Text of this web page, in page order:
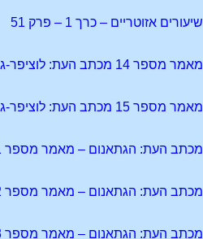
שיעורים אזוטריים – כרך 1 – פרק 51
מאמר מספר 14 מכתב העת: לוציפר-גנוסיס – מדע-הרוח והשאלה החברתית
מאמר מספר 15 מכתב העת: לוציפר-גנוסיס – "חידות היקום" של הקל והתיאוסופיה
מכתב העת: הגתאנום – מאמר מספר 11 – בתוך האסון העולמי – הרמטכ"ל האוסטרי
מכתב העת: הגתאנום – מאמר מספר 12 – צפייה במשברים העולמיים
מכתב העת: הגתאנום – מאמר מספר 13 – ועידת גֶּנוּאָה: "הכרח"